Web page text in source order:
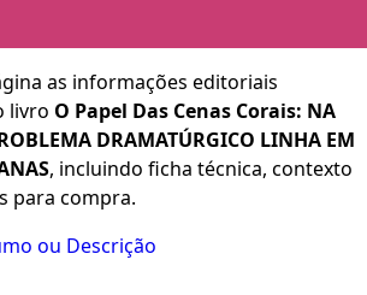
as informações editoriais
livro O Papel Das Cenas Corais: NA
DRAMATÚRGICO LINHA EM
, incluindo ficha técnica, contexto
para compra.
ou Descrição